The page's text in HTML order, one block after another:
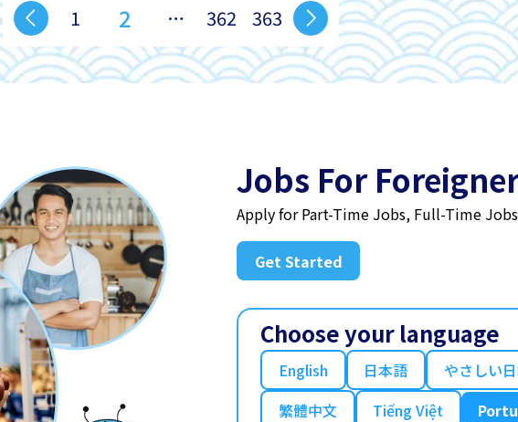
1 2 … 362 363
Jobs For
Apply for Part-Time Jobs, Full-Time
Get Started
Choose your language
English 日本語 やさしい
繁體中文
Tiếng Việt